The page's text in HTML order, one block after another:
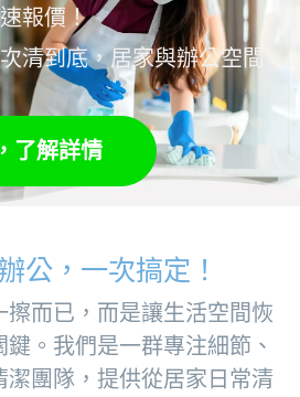
報價！
清到底，居家與辦公空間
了解詳情
公，一次搞定！
擦而已，而是讓生活空間恢
。我們是一群專注細節、
潔團隊，提供從居家日常清